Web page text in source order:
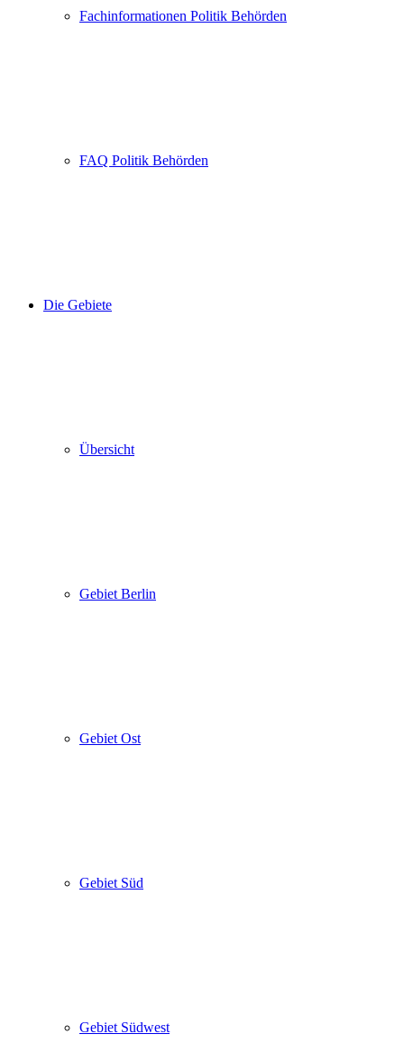
Fachinformationen Politik Behörden
FAQ Politik Behörden
Die Gebiete
Übersicht
Gebiet Berlin
Gebiet Ost
Gebiet Süd
Gebiet Südwest